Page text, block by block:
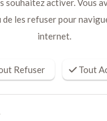
souhaitez activer. Vous
de les refuser pour
internet.
Refuser Tout